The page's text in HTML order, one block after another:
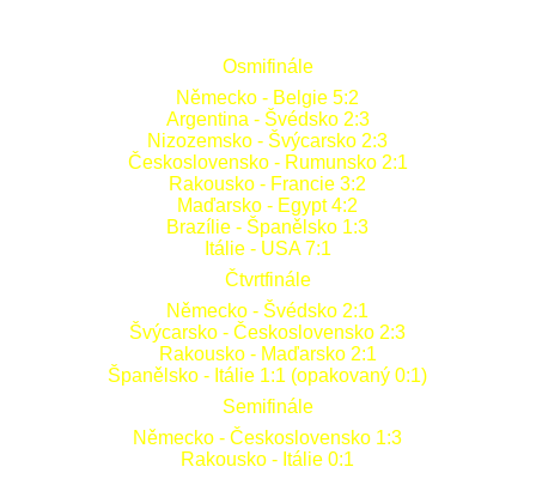
Osmifinále
Německo - Belgie 5:2
Argentina - Švédsko 2:3
Nizozemsko - Švýcarsko 2:3
Československo - Rumunsko 2:1
Rakousko - Francie 3:2
Maďarsko - Egypt 4:2
Brazílie - Španělsko 1:3
Itálie - USA 7:1
Čtvrtfinále
Německo - Švédsko 2:1
Švýcarsko - Československo 2:3
Rakousko - Maďarsko 2:1
Španělsko - Itálie 1:1 (opakovaný 0:1)
Semifinále
Německo - Československo 1:3
Rakousko - Itálie 0:1